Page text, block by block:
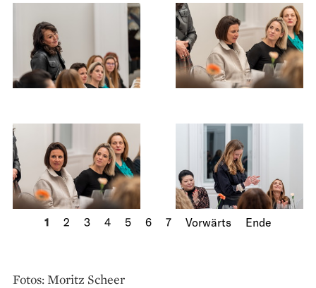
1 2 3 4 5 6 7 Vorwärts Ende
Fotos: Moritz Scheer